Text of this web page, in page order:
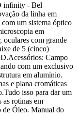
infinity - Bel
da linha em
um sistema óptico
em
com grande
de 5 (cinco)
Campo
com um exclusivo
em alumínio.
e plana cromáticas
isso para dar um
as rotinas em
de Óleo. Manual do